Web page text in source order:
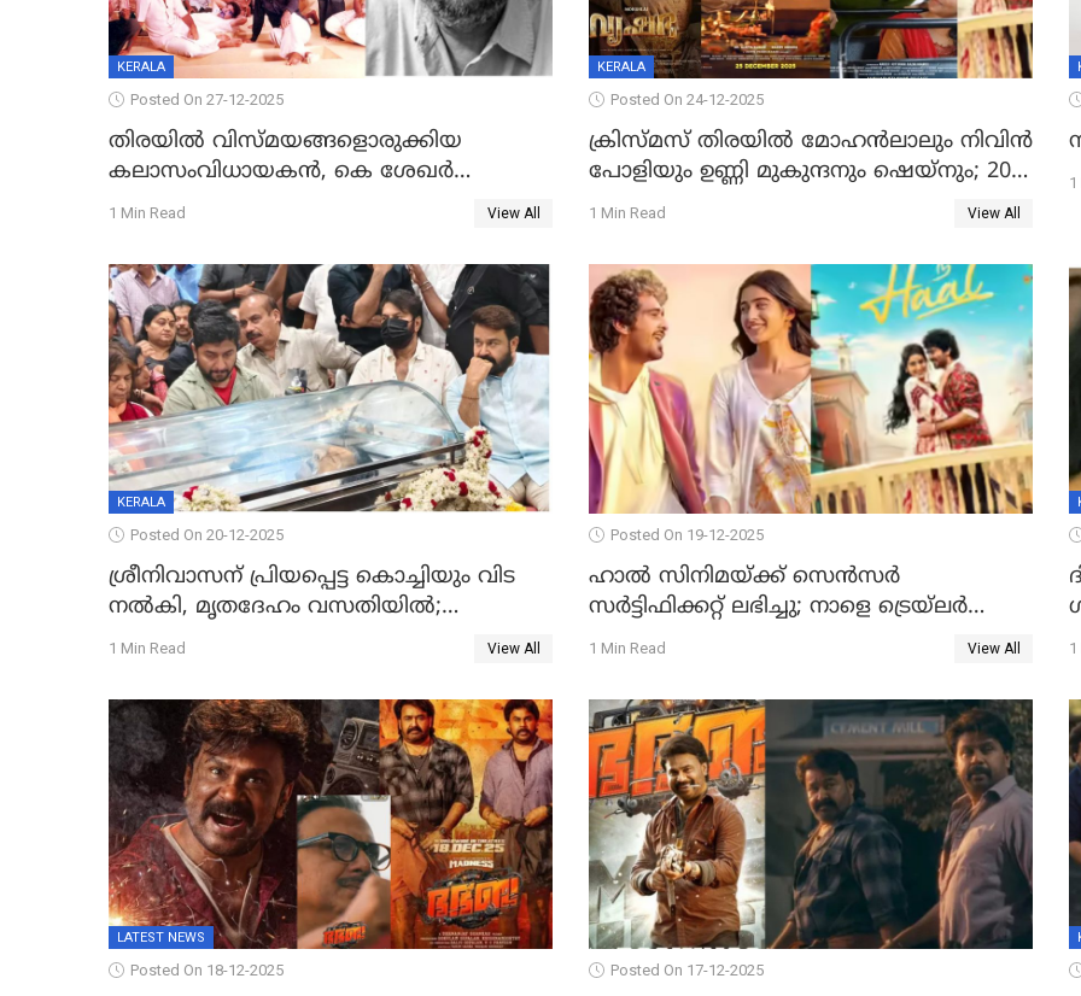
KERALA
Posted On 27-12-2025
തിരയിൽ വിസ്മയങ്ങളൊരുക്കിയ
കലാസംവിധായകന്‍, കെ ശേഖര്‍
അന്തരിച്ചു
1 Min Read View All
KERALA
Posted On 24-12-2025
ക്രിസ്മസ് തിരയിൽ മോഹൻലാലും നിവിൻ
പോളിയും ഉണ്ണി മുകുന്ദനും ഷെയ്‌നും; 200
കോടി മുടക്കിയെത്തുന്ന വൃഷഭയുൾപ്പെടെ
1 Min Read View All
1
KERALA
Posted On 20-12-2025
ശ്രീനിവാസന് പ്രിയപ്പെട്ട കൊച്ചിയും വിട
നൽകി, മൃതദേഹം വസതിയിൽ;
സംസ്കാരം നാളെ
1 Min Read View All
Posted On 19-12-2025
ഹാല്‍ സിനിമയ്ക്ക് സെന്‍സര്‍
സര്‍ട്ടിഫിക്കറ്റ് ലഭിച്ചു; നാളെ ട്രെയ്ലര്‍
പുറത്ത് വിടും
1 Min Read View All 1
LATEST NEWS
Posted On 18-12-2025 Posted On 17-12-2025